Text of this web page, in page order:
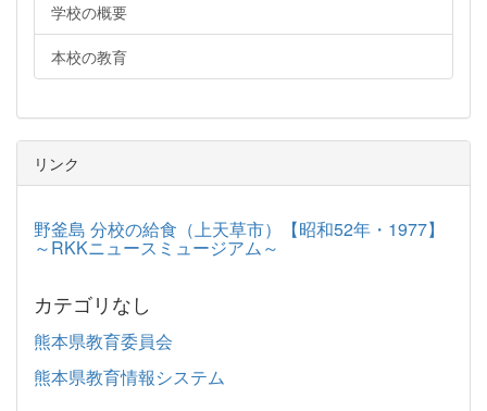
学校の概要
本校の教育
リンク
野釜島 分校の給食（上天草市）【昭和52年・1977】
～RKKニュースミュージアム～
カテゴリなし
熊本県教育委員会
熊本県教育情報システム